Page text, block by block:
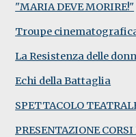
"MARIA DEVE MORIRE!"
Troupe
La Resistenza delle
Echi della Battaglia
SPETTACOLO
PRESENTAZIONE